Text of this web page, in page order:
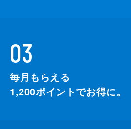
03
毎月もらえる
1,200ポイントでお得に。